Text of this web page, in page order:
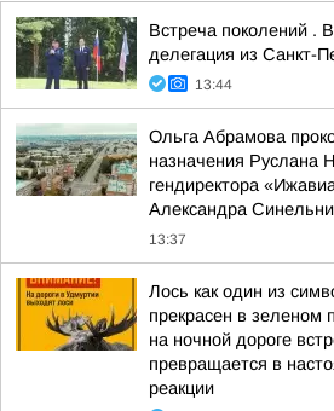
Встреча поколений .
делегация из Санкт-
13:44
Ольга Абрамова
назначения Руслана
гендиректора
Александра
13:37
Лось как один из
прекрасен в
на ночной дороге
превращается в
реакции